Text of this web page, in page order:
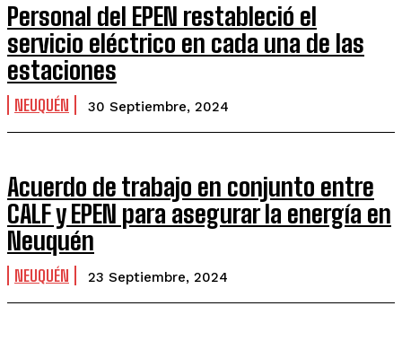
Personal del EPEN restableció el
servicio eléctrico en cada una de las
estaciones
NEUQUÉN 30 Septiembre, 2024
Acuerdo de trabajo en conjunto entre
CALF y EPEN para asegurar la energía en
Neuquén
NEUQUÉN 23 Septiembre, 2024